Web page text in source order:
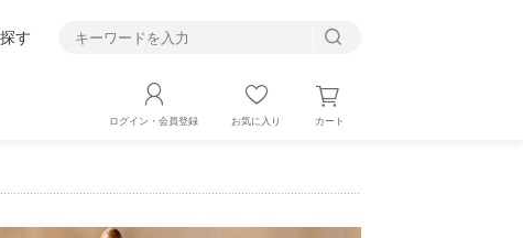
す
ログイン・会員登録 お気に入り カート